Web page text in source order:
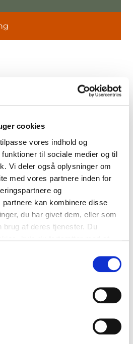
cookies
vores indhold og
til sociale medier og til
Vi deler også oplysninger om
med vores partnere inden for
og
kan kombinere disse
du har givet dem, eller som
brug af deres tjenester. Du